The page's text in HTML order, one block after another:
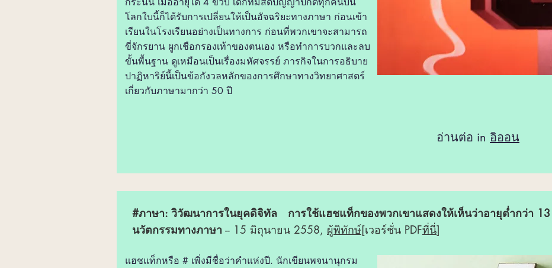
โลกใบนี้ก็ได้รับการเปลี่ยนให้เป็นอัจฉริยะทางภาษา ก่อนเข้า
เรียนในโรงเรียนอย่างเป็นทางการ ก่อนที่พวกเขาจะสามารถ
ขี่จักรยาน ผูกเชือกรองเท้าของตนเอง หรือทำการบวกและลบ
ขั้นพื้นฐาน ดูเหมือนเป็นเรื่องมหัศจรรย์ ภารกิจในการอธิบาย
ปาฏิหาริย์นี้เป็นข้อกังวลหลักของการศึกษาทางวิทยาศาสตร์
เกี่ยวกับภาษามากว่า 50 ปี
อ่านต่อ in อิออน
#ภาษา: วิวัฒนาการในยุคดิจิทัล การใช้แฮชแท็กของพวกเขาแสดงให้เห็นว่าอายุต่ำกว่า
นวัตกรรมทางภาษา -- 15 มิถุนายน 2558, ผู้พิทักษ์[เวอร์ชั่น PDFที่นี่]
แฮชแท็กหรือ # เพิ่งมีชื่อว่าคำแห่งปี. นักเขียนพจนานุกรม